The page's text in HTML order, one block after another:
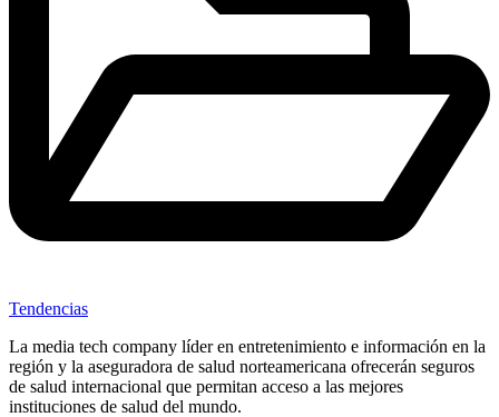
Tendencias
La media tech company líder en entretenimiento e información en la
región y la aseguradora de salud norteamericana ofrecerán seguros
de salud internacional que permitan acceso a las mejores
instituciones de salud del mundo.